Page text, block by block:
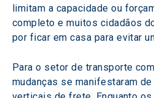
limitam a capacidade ou
completo e muitos cidadãos
por ficar em casa para evitar
Para o setor de transporte
mudanças se manifestaram